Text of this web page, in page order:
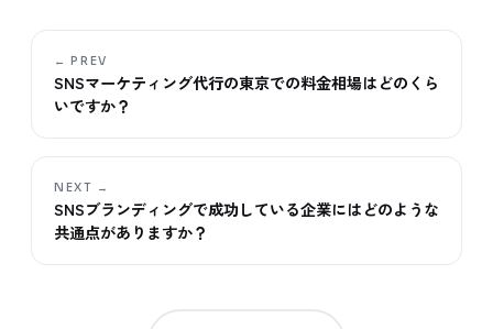
← PREV
SNSマーケティング代行の東京での料金相場はどのくら
いですか？
NEXT →
SNSブランディングで成功している企業にはどのような
共通点がありますか？